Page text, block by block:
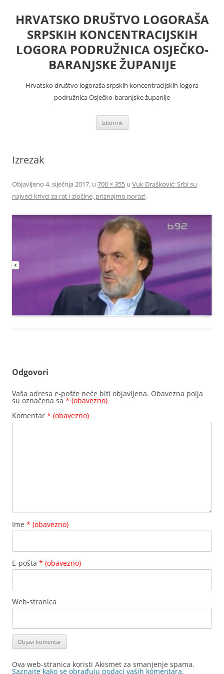
sadržaja
HRVATSKO DRUŠTVO LOGORAŠA
SRPSKIH KONCENTRACIJSKIH
LOGORA PODRUŽNICA OSJEČKO-
BARANJSKE ŽUPANIJE
Hrvatsko društvo logoraša srpskih koncentracijskih logora
podružnica Osječko-baranjske županije
Izbornik
Izrezak
Objavljeno 4. siječnja 2017. u 700 × 355 u Vuk Drašković: Srbi su
najveći krivci za rat i zločine, priznajmo poraz!.
Odgovori
Vaša adresa e-pošte neće biti objavljena. Obavezna polja
su označena sa * (obavezno)
Komentar * (obavezno)
Ime * (obavezno)
E-pošta * (obavezno)
Web-stranica
Ova web-stranica koristi Akismet za smanjenje spama.
Saznajte kako se obrađuju podaci vaših komentara.